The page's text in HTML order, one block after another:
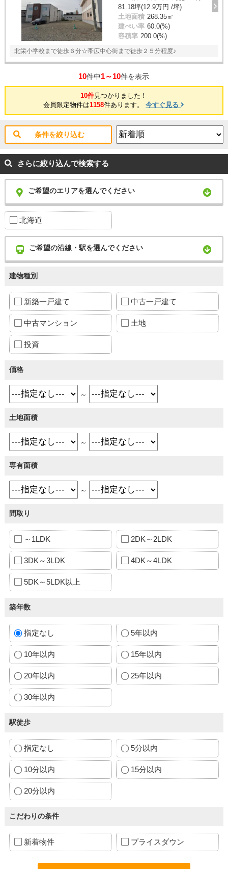
81.18坪(12.9万円 /坪)
土地面積 268.35㎡
建ぺい率 60.0(%)
容積率 200.0(%)
北栄小学校まで徒歩６分☆帯広中心街まで徒歩２５分程度♪
10件中1～10件を表示
10件見つかりました！
会員限定物件は1158件あります。今すぐ見る
条件を絞り込む
さらに絞り込んで検索する
ご希望のエリアを選んでください
北海道
ご希望の沿線・駅を選んでください
建物種別
新築一戸建て 中古一戸建て
中古マンション 土地
投資
価格
～
土地面積
～
専有面積
～
間取り
～1LDK 2DK～2LDK
3DK～3LDK 4DK～4LDK
5DK～5LDK以上
築年数
指定なし 5年以内
10年以内 15年以内
20年以内 25年以内
30年以内
駅徒歩
指定なし 5分以内
10分以内 15分以内
20分以内
こだわりの条件
新着物件 プライスダウン